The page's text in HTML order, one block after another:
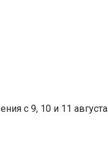
с 9, 10 и 11 августа